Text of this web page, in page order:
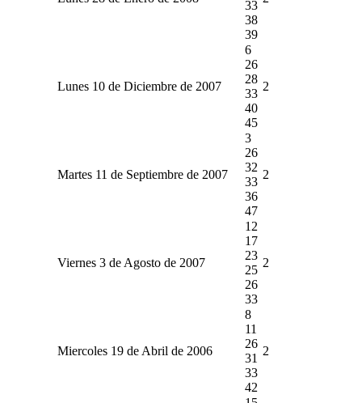
33
38
39
Lunes 10 de Diciembre de 2007
6
26
28
33
40
45
2
Martes 11 de Septiembre de 2007
3
26
32
33
36
47
2
Viernes 3 de Agosto de 2007
12
17
23
25
26
33
2
Miercoles 19 de Abril de 2006
8
11
26
31
33
42
2